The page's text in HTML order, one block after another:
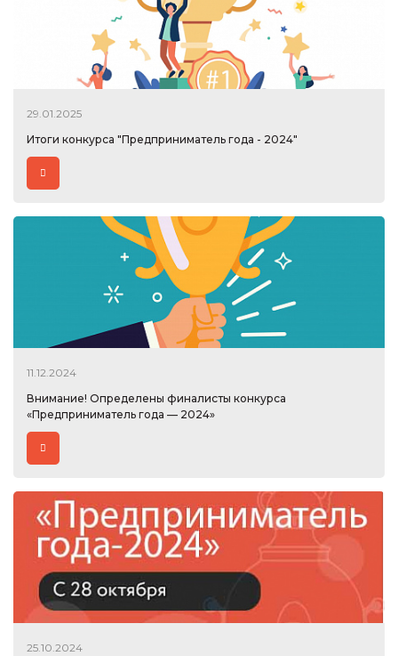
29.01.2025
Итоги конкурса "Предприниматель года - 2024"
11.12.2024
Внимание! Определены финалисты конкурса
«Предприниматель года — 2024»
25.10.2024